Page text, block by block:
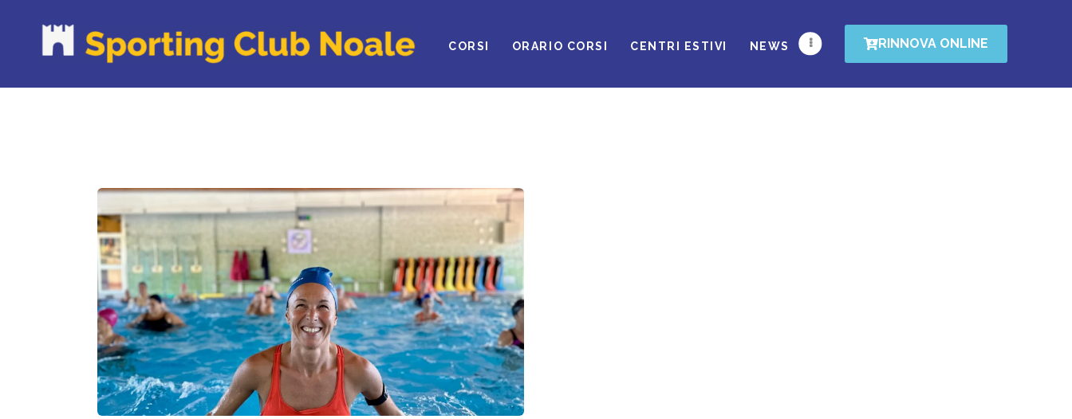
CORSI ORARIO CORSI CENTRI ESTIVI NEWS RINNOVA ONLINE
PROVA IL CLUB
CORSI
NEWS DAL BLOG
CONTATTI
REGOLAMENTO
RINNOVA ONLINE